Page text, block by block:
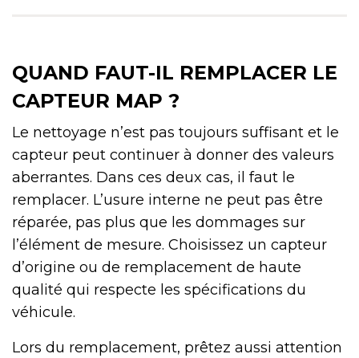
QUAND FAUT-IL REMPLACER LE
CAPTEUR MAP ?
Le nettoyage n’est pas toujours suffisant et le
capteur peut continuer à donner des valeurs
aberrantes. Dans ces deux cas, il faut le
remplacer. L’usure interne ne peut pas être
réparée, pas plus que les dommages sur
l’élément de mesure. Choisissez un capteur
d’origine ou de remplacement de haute
qualité qui respecte les spécifications du
véhicule.
Lors du remplacement, prêtez aussi attention